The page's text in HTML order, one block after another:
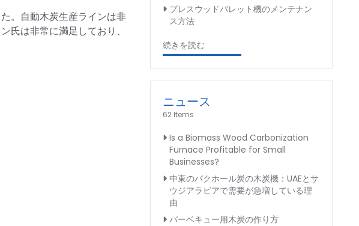
。自動木炭生産ラインは非
氏は非常に満足しており、
プレスウッドパレット機のメンテナン
ス方法
続きを読む
ニュース
62 Items
Is a Biomass Wood Carbonization
Furnace Profitable for Small
Businesses?
中東のバクホール炭の木炭機：UAEとサ
ウジアラビアで需要が急増している理
由
バーベキュー用木炭の作り方